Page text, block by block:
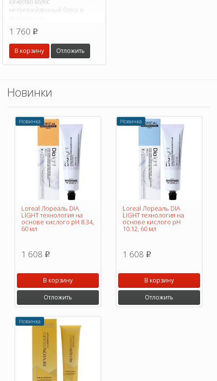
непревзойденный блеск и
1 760 p
В корзину Отложить
Новинки
Новинка
Loreal Лореаль DIA
LIGHT технология на
основе кислого pH 8.34,
60 мл
1 608 p
В корзину
Отложить
Новинка
Loreal Лореаль DIA
LIGHT технология на
основе кислого pH
10.12, 60 мл
1 608 p
В корзину
Отложить
Новинка